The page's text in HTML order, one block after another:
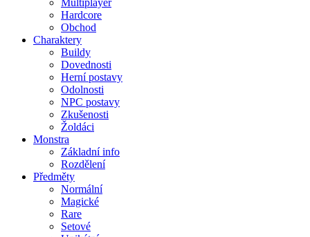
Multiplayer
Hardcore
Obchod
Charaktery
Buildy
Dovednosti
Herní postavy
Odolnosti
NPC postavy
Zkušenosti
Žoldáci
Monstra
Základní info
Rozdělení
Předměty
Normální
Magické
Rare
Setové